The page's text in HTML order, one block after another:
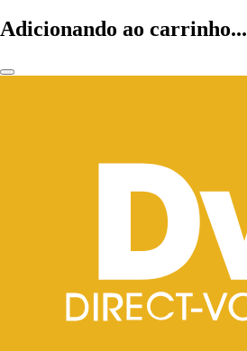
Adicionando ao carrinho...